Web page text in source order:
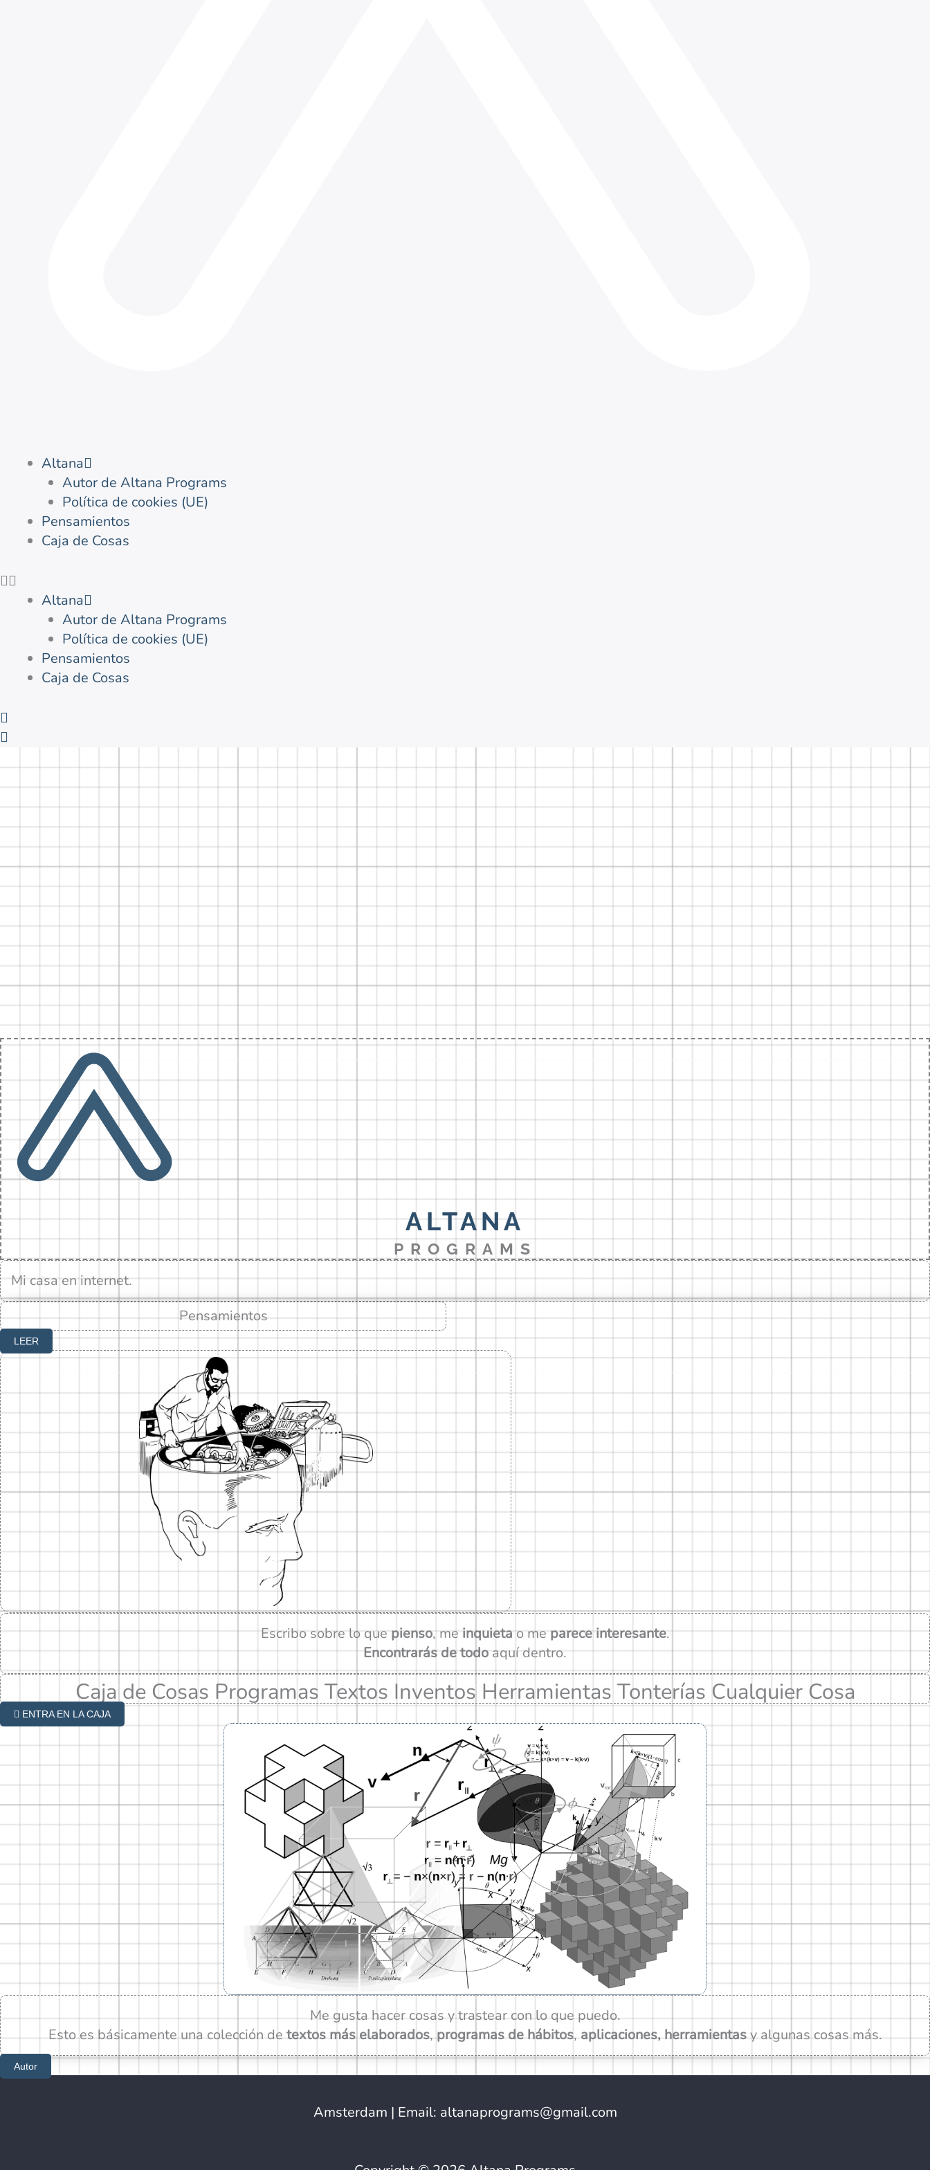
Altana
Autor de Altana Programs
Política de cookies (UE)
Pensamientos
Caja de Cosas
Altana
Autor de Altana Programs
Política de cookies (UE)
Pensamientos
Caja de Cosas
ALTANA
PROGRAMS
Mi casa en internet.
Pensamientos
LEER
Escribo sobre lo que pienso, me inquieta o me parece interesante.
Encontrarás de todo aquí dentro.
Caja de Cosas Programas Textos Inventos Herramientas Tonterías Cualquier Cosa
ENTRA EN LA CAJA
Me gusta hacer cosas y trastear con lo que puedo.
Esto es básicamente una colección de textos más elaborados, programas de hábitos, aplicaciones, herramientasy algunas cosas más.
Autor
Amsterdam | Email: altanaprograms@gmail.com